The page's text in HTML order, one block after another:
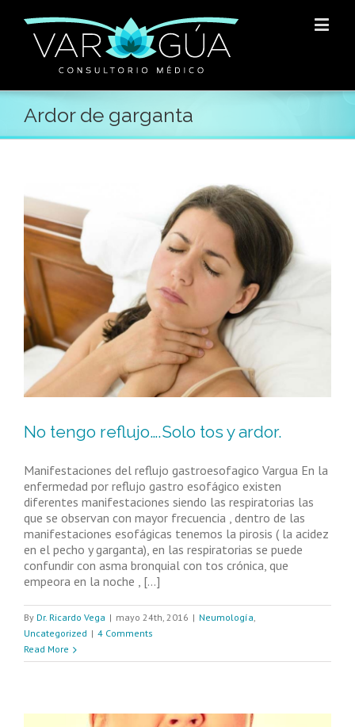
Ardor de garganta
No tengo reflujo….Solo tos y ardor.
Manifestaciones del reflujo gastroesofagico Vargua En la
enfermedad por reflujo gastro esofágico existen
diferentes manifestaciones siendo las respiratorias las
que se observan con mayor frecuencia , dentro de las
manifestaciones esofágicas tenemos la pirosis ( la acidez
en el pecho y garganta), en las respiratorias se puede
confundir con asma bronquial con tos crónica, que
empeora en la noche , [...]
By Dr. Ricardo Vega | mayo 24th, 2016 | Neumología,
Uncategorized | 4 Comments
Read More